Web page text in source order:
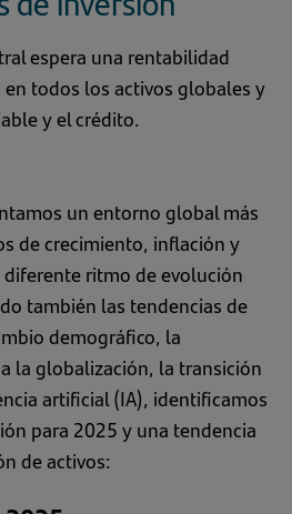
espera una rentabilidad
todos los activos globales y
y el crédito.
un entorno global más
de crecimiento, inflación y
ritmo de evolución
también las tendencias de
demográfico, la
la globalización, la transición
artificial (IA), identificamos
para 2025 y una tendencia
de activos: